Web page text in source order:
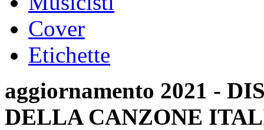
Cover
Etichette
aggiornamento 2021 -
DELLA CANZONE